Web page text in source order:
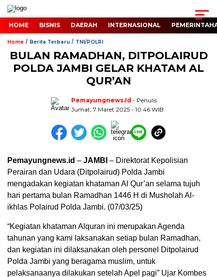
HOME BISNIS DAERAH INTERNASIONAL
Home / Berita Terbaru / TNI/POLRI
BULAN RAMADHAN, DITPOLAIRUD
POLDA JAMBI GELAR KHATAM AL
QUR’AN
Pemayungnews.id - Penulis
Jumat, 7 Maret 2025 - 10:46 WIB
Pemayungnews.id – JAMBI – Direktorat Kepolisian
Perairan dan Udara (Ditpolairud) Polda Jambi
mengadakan kegiatan khataman Al Qur’an selama tujuh
hari pertama bulan Ramadhan 1446 H di Musholah Al-
ikhlas Polairud Polda Jambi. (07/03/25)
“Kegiatan khataman Alquran ini merupakan Agenda
tahunan yang kami laksanakan setiap bulan Ramadhan,
dan kegiatan ini dilaksanakan oleh personel Ditpolairud
Polda Jambi yang beragama muslim, untuk
pelaksanaanya dilakukan setelah Apel pagi” Ujar Kombes